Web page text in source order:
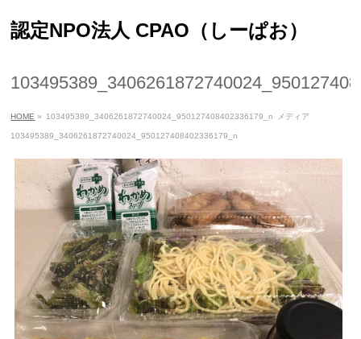
認定NPO法人 CPAO（しーぱお）
HOME » 103495389_3406261872740024_950127408402336179_n メディア
103495389_3406261872740024_950127408402336179_n